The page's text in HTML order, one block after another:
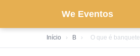
We Eventos
Início › B › O que é banquete